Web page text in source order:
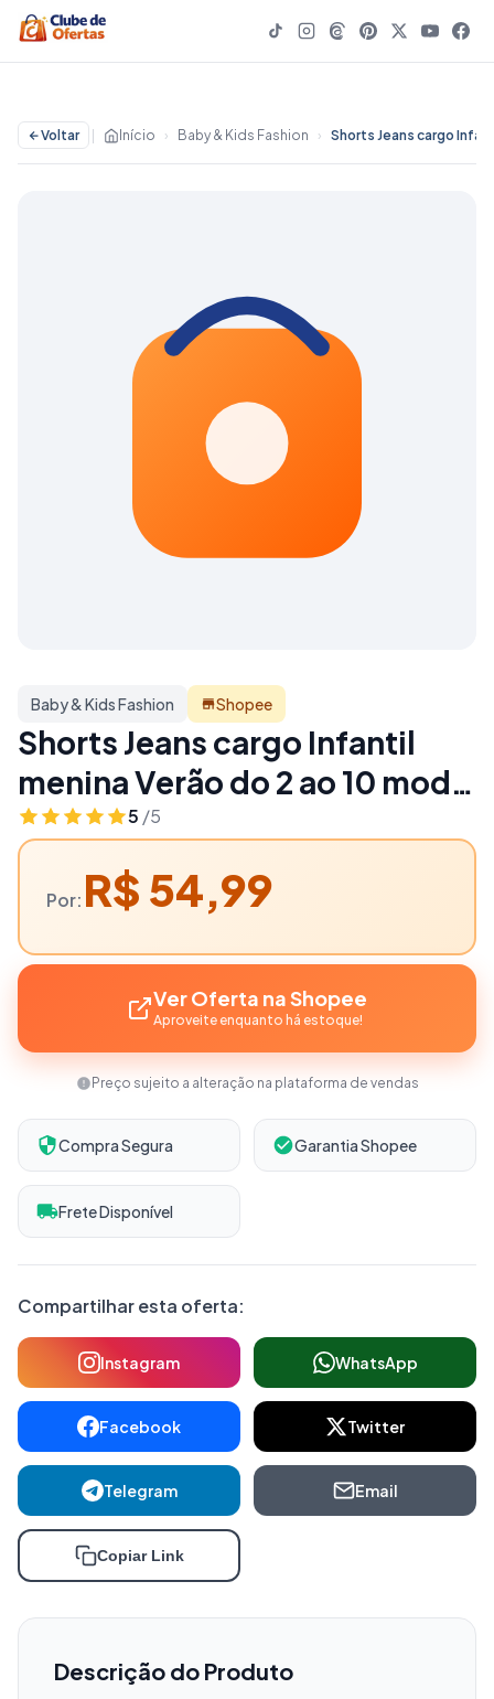
Voltar Início › Baby & Kids Fashion ›
Baby & Kids Fashion Shopee
Shorts Jeans cargo Infantil
menina Verão do 2 ao 10 moda
bloqueirinha | Baby & Kids
Fashion
5 /5
Por: R$ 54,99
Ver Oferta na Shopee
Aproveite enquanto há estoque!
Preço sujeito a alteração na plataforma de vendas
Compra Segura Garantia Shopee
Frete Disponível
Compartilhar esta oferta:
Instagram WhatsApp
Facebook Twitter
Telegram Email
Copiar Link
Descrição do Produto